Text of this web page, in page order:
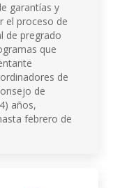
garantías y
el proceso de
de pregrado
que
de
de
años,
febrero de